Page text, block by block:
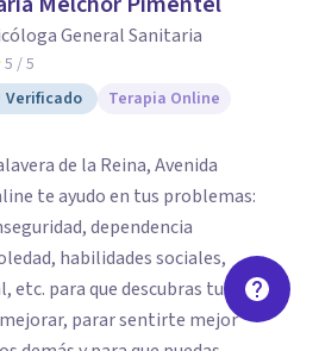
General Sanitaria
5 / 5
Verificado
Terapia Online
de la Reina, Avenida
te ayudo en tus problemas:
dependencia
habilidades sociales,
para que descubras tus
parar sentirte mejor